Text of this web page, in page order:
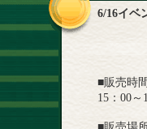
6/16イベ
■販売時
15：00